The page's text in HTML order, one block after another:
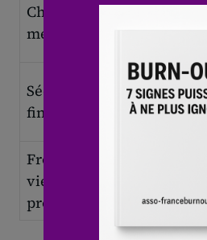
Charge
mentale
Sécurité
financière
Variable et
incertaine
Frontière
vie
pro/perso